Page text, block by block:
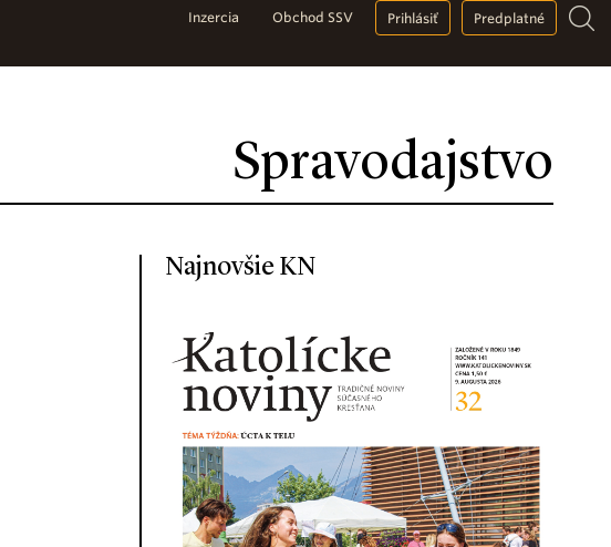
Spravodajstvo
Inzercia Obchod SSV Prihlásiť Predplatné
Najnovšie KN